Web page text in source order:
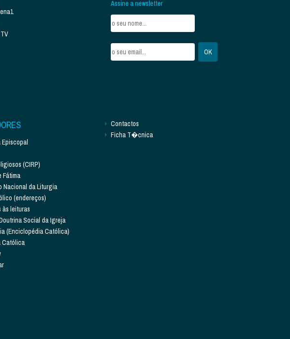
Assine a newsletter
(CIRP)
Fátima
Nacional da Liturgia
(endereços)
às leituras
Social da Igreja
(Enciclopédia Católica)
Católica
Contactos
Ficha T�cnica